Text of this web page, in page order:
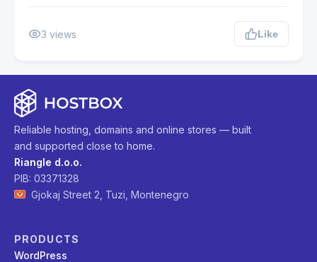
3 views Like
Reliable hosting, domains and online stores — built
and supported close to home.
Riangle d.o.o.
PIB: 03371328
Gjokaj Street 2, Tuzi, Montenegro
PRODUCTS
WordPress